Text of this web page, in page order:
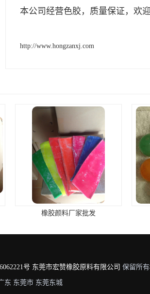
本公司经营色胶，质量保证，欢迎
http://www.hongzanxj.com
橡胶颜料厂家批发
号 东莞市宏赞橡胶原料有限公司 保留所
东 东莞市 东莞东城